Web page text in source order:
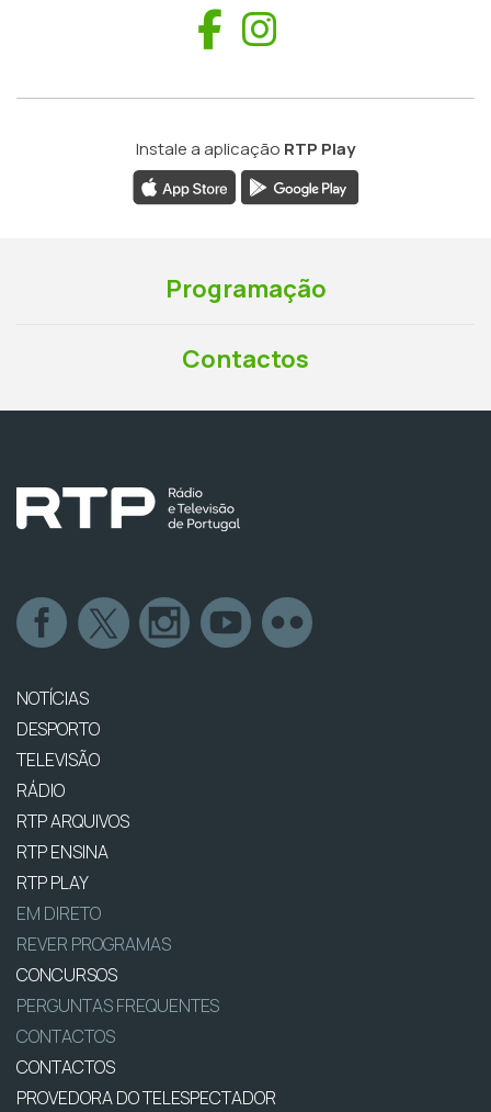
Facebook
Instale a aplicação RTP Play
Programação
Contactos
NOTÍCIAS
DESPORTO
TELEVISÃO
RÁDIO
RTP ARQUIVOS
RTP ENSINA
RTP PLAY
EM DIRETO
REVER PROGRAMAS
CONCURSOS
PERGUNTAS FREQUENTES
CONTACTOS
CONTACTOS
PROVEDORA DO TELESPECTADOR